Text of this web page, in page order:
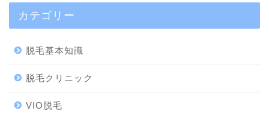
カテゴリー
脱毛基本知識
脱毛クリニック
VIO脱毛